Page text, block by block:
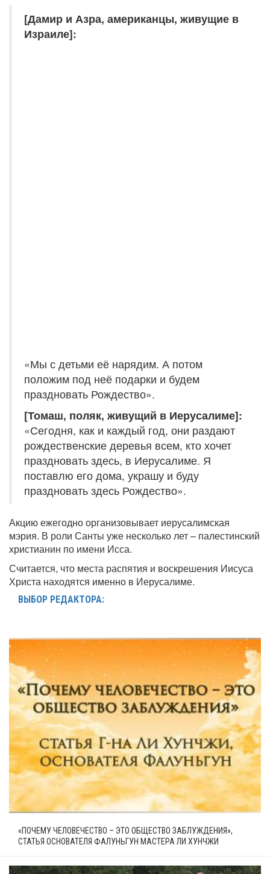
[Дамир и Азра, американцы, живущие в
Израиле]:
«Мы с детьми её нарядим. А потом
положим под неё подарки и будем
праздновать Рождество».
[Томаш, поляк, живущий в Иерусалиме]:
«Сегодня, как и каждый год, они раздают
рождественские деревья всем, кто хочет
праздновать здесь, в Иерусалиме. Я
поставлю его дома, украшу и буду
праздновать здесь Рождество».
Акцию ежегодно организовывает иерусалимская
мэрия. В роли Санты уже несколько лет – палестинский
христианин по имени Исса.
Считается, что места распятия и воскрешения Иисуса
Христа находятся именно в Иерусалиме.
ВЫБОР РЕДАКТОРА:
«ПОЧЕМУ ЧЕЛОВЕЧЕСТВО – ЭТО ОБЩЕСТВО ЗАБЛУЖДЕНИЯ»,
СТАТЬЯ ОСНОВАТЕЛЯ ФАЛУНЬГУН МАСТЕРА ЛИ ХУНЧЖИ